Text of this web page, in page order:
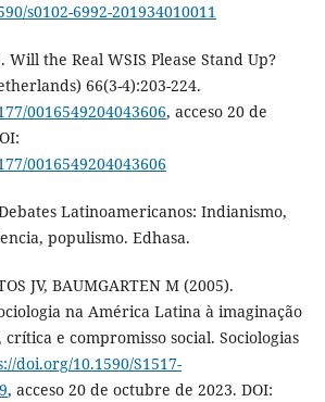
s0102-6992-201934010011
Will the Real WSIS Please Stand Up?
66(3-4):203-224.
0016549204043606, acceso 20 de
0016549204043606
Latinoamericanos: Indianismo,
populismo. Edhasa.
JV, BAUMGARTEN M (2005).
na América Latina à imaginação
crítica e compromisso social. Sociologias
doi.org/10.1590/S1517-
, acceso 20 de octubre de 2023. DOI: